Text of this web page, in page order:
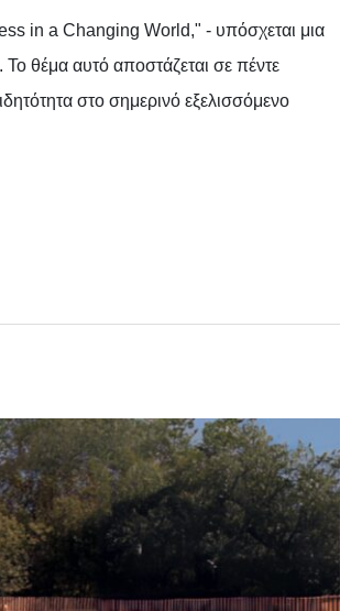
in a Changing World," - υπόσχεται μια
θέμα αυτό αποστάζεται σε πέντε
στο σημερινό εξελισσόμενο